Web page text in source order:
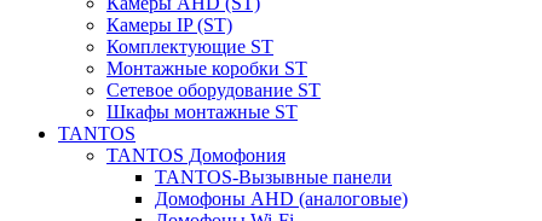
Камеры IP (ST)
Комплектующие ST
Монтажные коробки ST
Сетевое оборудование ST
Шкафы монтажные ST
TANTOS
TANTOS Домофония
TANTOS-Вызывные панели
Домофоны AHD (аналоговые)